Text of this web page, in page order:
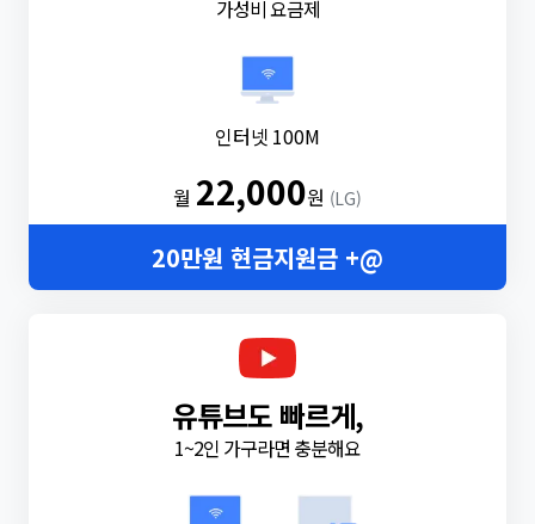
가성비 요금제
인터넷 100M
월 22,000원 (LG)
20만원 현금지원금 +@
유튜브도 빠르게,
1~2인 가구라면 충분해요